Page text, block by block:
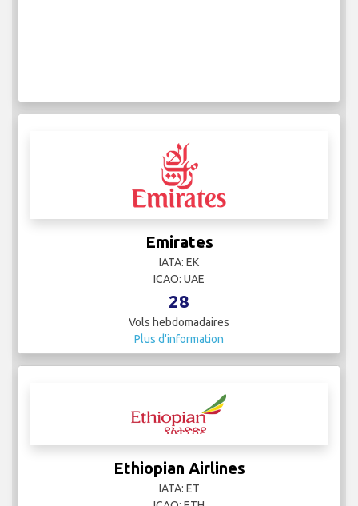
Emirates
IATA: EK
ICAO: UAE
28
Vols hebdomadaires
Plus d'information
Ethiopian Airlines
IATA: ET